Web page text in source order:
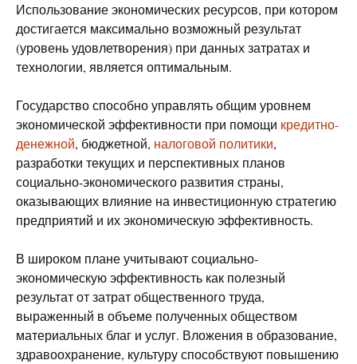
Использование экономических ресурсов, при котором
достигается максимально возможный результат
(уровень удовлетворения) при данных затратах и
технологии, является оптимальным.
Государство способно управлять общим уровнем
экономической эффективности при помощи кредитно-
денежной, бюджетной, налоговой политики,
разработки текущих и перспективных планов
социально-экономического развития страны,
оказывающих влияние на инвестиционную стратегию
предприятий и их экономическую эффективность.
В широком плане учитывают социально-
экономическую эффективность как полезный
результат от затрат общественного труда,
выраженный в объеме полученных обществом
материальных благ и услуг. Вложения в образование,
здравоохранение, культуру способствуют повышению